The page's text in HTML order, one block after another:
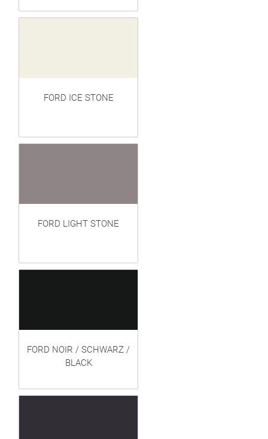
FORD ICE STONE
FORD LIGHT STONE
FORD NOIR / SCHWARZ /
BLACK